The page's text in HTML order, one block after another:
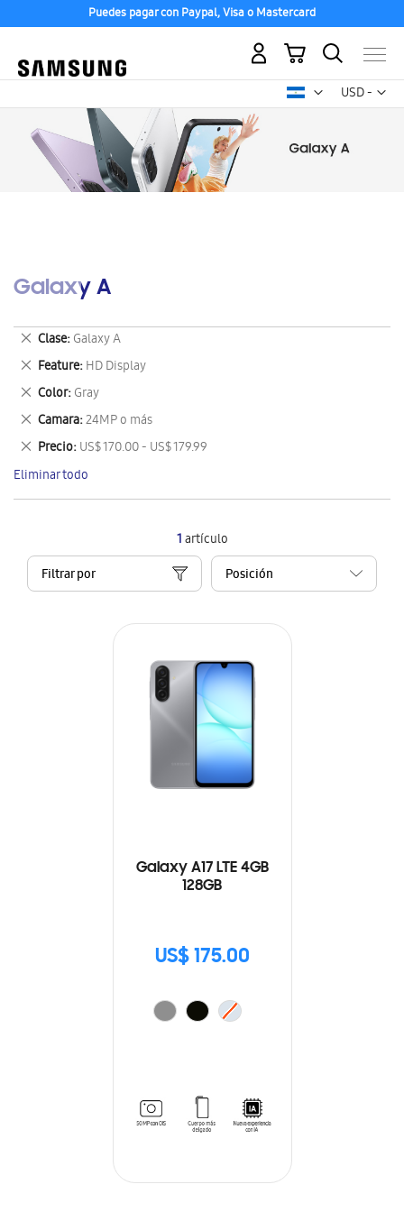
Puedes pagar con Paypal, Visa o Mastercard
USD -
dólar
Mi carrito
Galaxy A
1artículo
Filtrar por
Galaxy A17 LTE 4GB
128GB
US$ 175.00
Clase Galaxy A
Eliminar
este
artículo
Feature HD Display
Eliminar
este
artículo
Color Gray
Eliminar
este
artículo
Camara 24MP o más
Eliminar
este
artículo
Precio US$ 170.00 - US$ 179.99
Eliminar
este
artículo
Eliminar todo